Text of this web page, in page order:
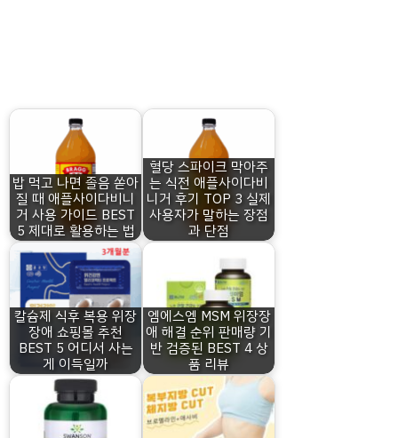
밥 먹고 나면 졸음 쏟아
질 때 애플사이다비니
거 사용 가이드 BEST
5 제대로 활용하는 법
혈당 스파이크 막아주
는 식전 애플사이다비
니거 후기 TOP 3 실제
사용자가 말하는 장점
과 단점
칼슘제 식후 복용 위장
장애 쇼핑몰 추천
BEST 5 어디서 사는
게 이득일까
엠에스엠 MSM 위장장
애 해결 순위 판매량 기
반 검증된 BEST 4 상
품 리뷰